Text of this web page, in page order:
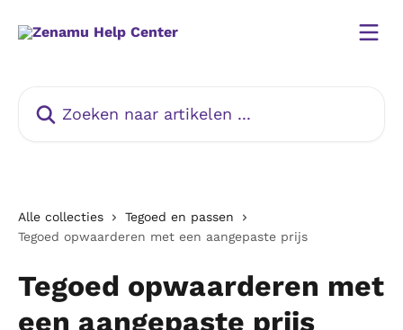
Alle collecties
Tegoed en passen
Tegoed opwaarderen met een aangepaste prijs
Tegoed opwaarderen met
een aangepaste prijs